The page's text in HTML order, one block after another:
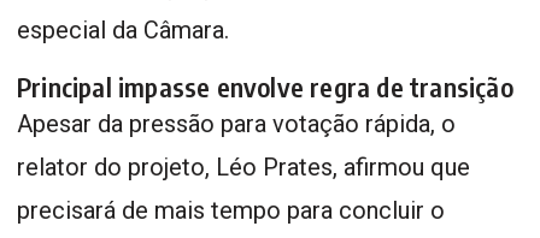
especial da Câmara.
Principal impasse envolve regra de transição
Apesar da pressão para votação rápida, o
relator do projeto, Léo Prates, afirmou que
precisará de mais tempo para concluir o